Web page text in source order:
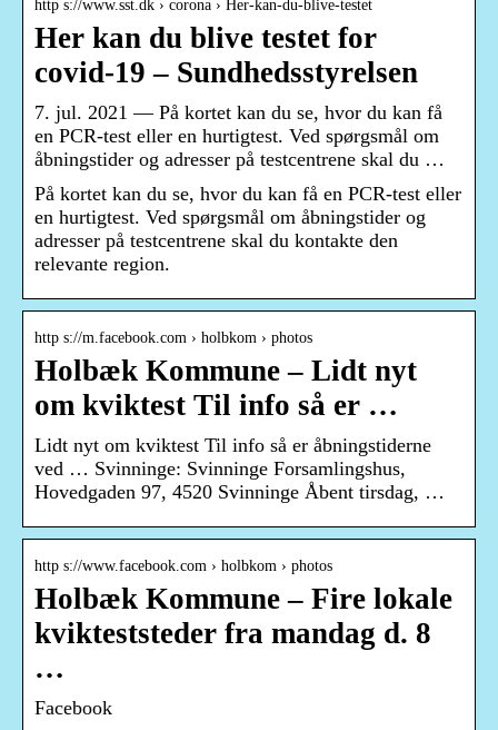
http s://www.sst.dk › corona › Her-kan-du-blive-testet
Her kan du blive testet for
covid-19 – Sundhedsstyrelsen
7. jul. 2021 — På kortet kan du se, hvor du kan få
en PCR-test eller en hurtigtest. Ved spørgsmål om
åbningstider og adresser på testcentrene skal du …
På kortet kan du se, hvor du kan få en PCR-test eller
en hurtigtest. Ved spørgsmål om åbningstider og
adresser på testcentrene skal du kontakte den
relevante region.
http s://m.facebook.com › holbkom › photos
Holbæk Kommune – Lidt nyt
om kviktest Til info så er …
Lidt nyt om kviktest Til info så er åbningstiderne
ved … Svinninge: Svinninge Forsamlingshus,
Hovedgaden 97, 4520 Svinninge Åbent tirsdag, …
http s://www.facebook.com › holbkom › photos
Holbæk Kommune – Fire lokale
kvikteststeder fra mandag d. 8
…
Facebook